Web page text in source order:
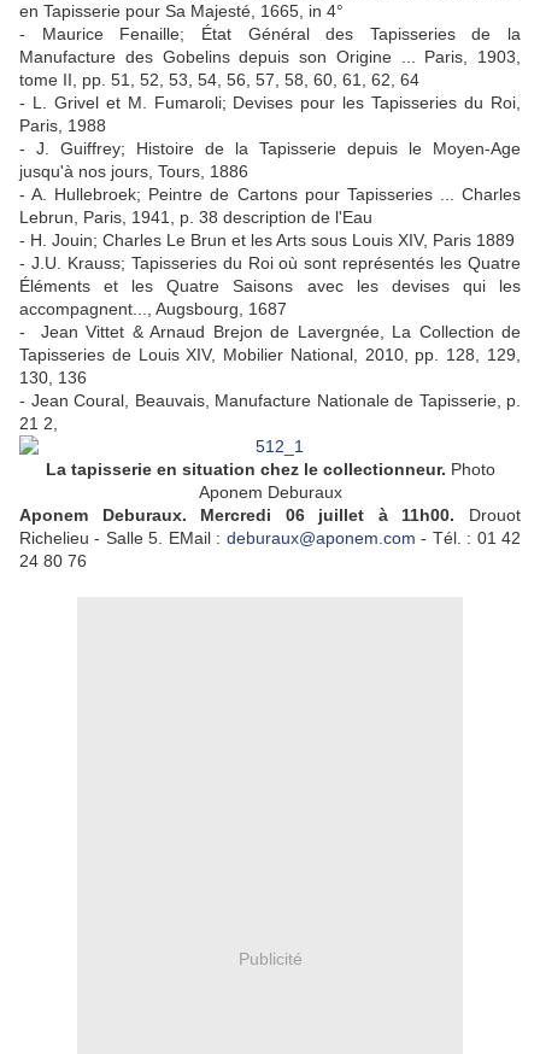
en Tapisserie pour Sa Majesté, 1665, in 4°
- Maurice Fenaille; État Général des Tapisseries de la
Manufacture des Gobelins depuis son Origine ... Paris, 1903,
tome II, pp. 51, 52, 53, 54, 56, 57, 58, 60, 61, 62, 64
- L. Grivel et M. Fumaroli; Devises pour les Tapisseries du Roi,
Paris, 1988
- J. Guiffrey; Histoire de la Tapisserie depuis le Moyen-Age
jusqu'à nos jours, Tours, 1886
- A. Hullebroek; Peintre de Cartons pour Tapisseries ... Charles
Lebrun, Paris, 1941, p. 38 description de l'Eau
- H. Jouin; Charles Le Brun et les Arts sous Louis XIV, Paris 1889
- J.U. Krauss; Tapisseries du Roi où sont représentés les Quatre
Éléments et les Quatre Saisons avec les devises qui les
accompagnent..., Augsbourg, 1687
- Jean Vittet & Arnaud Brejon de Lavergnée, La Collection de
Tapisseries de Louis XIV, Mobilier National, 2010, pp. 128, 129,
130, 136
- Jean Coural, Beauvais, Manufacture Nationale de Tapisserie, p.
21 2,
La tapisserie en situation chez le collectionneur. Photo
Aponem Deburaux
Aponem Deburaux. Mercredi 06 juillet à 11h00. Drouot
Richelieu - Salle 5. EMail : deburaux@aponem.com - Tél. : 01 42
24 80 76
Publicité